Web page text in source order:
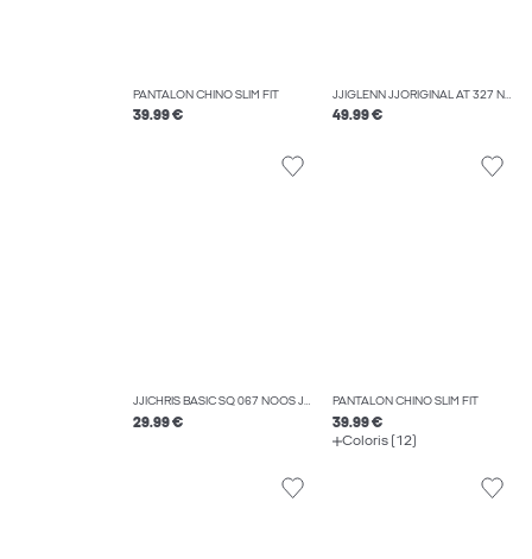
PANTALON CHINO SLIM FIT
39.99 €
JJIGLENN JJORIGINAL AT 327 NOOS JEAN SLIM
49.99 €
JJICHRIS BASIC SQ 067 NOOS JEAN COUPE DÉCONTRACTÉE
29.99 €
PANTALON CHINO SLIM FIT
39.99 €
Coloris (12)